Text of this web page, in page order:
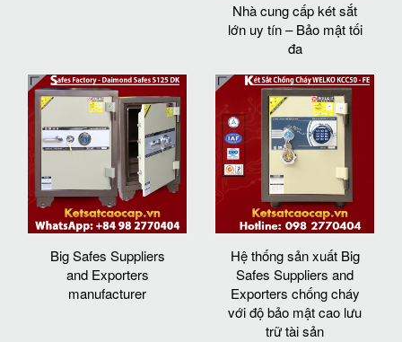
Nhà cung cấp két sắt
lớn uy tín – Bảo mật tối
đa
Big Safes Suppliers
and Exporters
manufacturer
Hệ thống sản xuất Big
Safes Suppliers and
Exporters chống cháy
với độ bảo mật cao lưu
trữ tài sản